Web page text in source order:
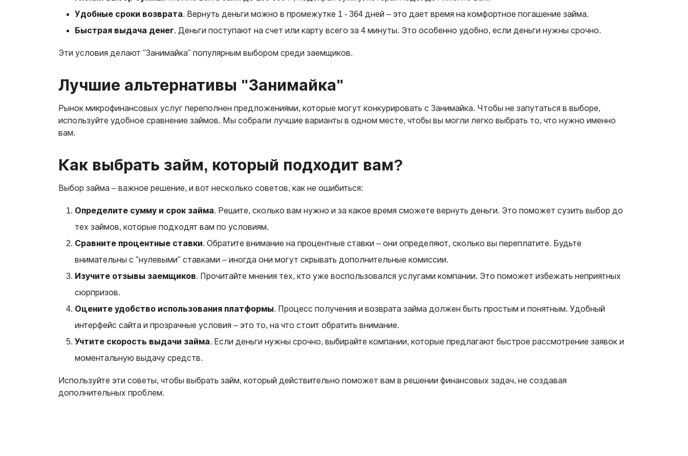
Удобные сроки возврата. Вернуть деньги можно в промежутке 1 - 364 дней – это дает время на комфортное погашение займа.
Быстрая выдача денег. Деньги поступают на счет или карту всего за 4 минуты. Это особенно удобно, если деньги нужны срочно.
Эти условия делают "Занимайка" популярным выбором среди заемщиков.
Лучшие альтернативы "Занимайка"
Рынок микрофинансовых услуг переполнен предложениями, которые могут конкурировать с Занимайка. Чтобы не запутаться в выборе,
используйте удобное сравнение займов. Мы собрали лучшие варианты в одном месте, чтобы вы могли легко выбрать то, что нужно именно
вам.
Как выбрать займ, который подходит вам?
Выбор займа – важное решение, и вот несколько советов, как не ошибиться:
Определите сумму и срок займа. Решите, сколько вам нужно и за какое время сможете вернуть деньги. Это поможет сузить выбор до
тех займов, которые подходят вам по условиям.
Сравните процентные ставки. Обратите внимание на процентные ставки – они определяют, сколько вы переплатите. Будьте
внимательны с "нулевыми" ставками – иногда они могут скрывать дополнительные комиссии.
Изучите отзывы заемщиков. Прочитайте мнения тех, кто уже воспользовался услугами компании. Это поможет избежать неприятных
сюрпризов.
Оцените удобство использования платформы. Процесс получения и возврата займа должен быть простым и понятным. Удобный
интерфейс сайта и прозрачные условия – это то, на что стоит обратить внимание.
Учтите скорость выдачи займа. Если деньги нужны срочно, выбирайте компании, которые предлагают быстрое рассмотрение заявок и
моментальную выдачу средств.
Используйте эти советы, чтобы выбрать займ, который действительно поможет вам в решении финансовых задач, не создавая
дополнительных проблем.